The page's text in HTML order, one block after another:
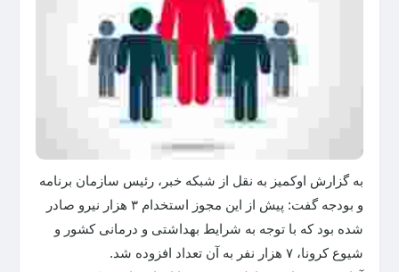
به گزارش اوکمیز به نقل از شبکه خبر، رئیس سازمان برنامه
و بودجه گفت: پیش از این مجوز استخدام ۳ هزار نیرو صادر
شده بود که با توجه به شرایط بهداشتی و درمانی کشور و
شیوع کرونا، ۷ هزار نفر به آن تعداد افزوده شد.